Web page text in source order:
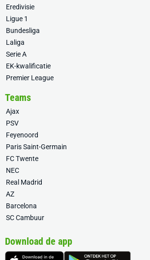
Eredivisie
Ligue 1
Bundesliga
Laliga
Serie A
EK-kwalificatie
Premier League
Teams
Ajax
PSV
Feyenoord
Paris Saint-Germain
FC Twente
NEC
Real Madrid
AZ
Barcelona
SC Cambuur
Download de app